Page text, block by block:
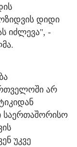
დიდი
იძლევა", -
არ
საერთაშორისო
უკვე